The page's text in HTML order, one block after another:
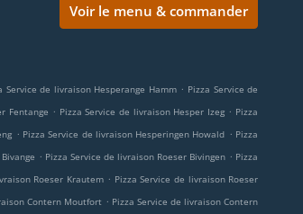
Voir le menu & commander
Service de livraison Hesperange Hamm . Pizza Service de
Fentange . Pizza Service de livraison Hesper Izeg . Pizza
. Pizza Service de livraison Hesperingen Howald . Pizza
. Pizza Service de livraison Roeser Bivingen . Pizza
Roeser Krautem . Pizza Service de livraison Roeser
Contern Moutfort . Pizza Service de livraison Contern